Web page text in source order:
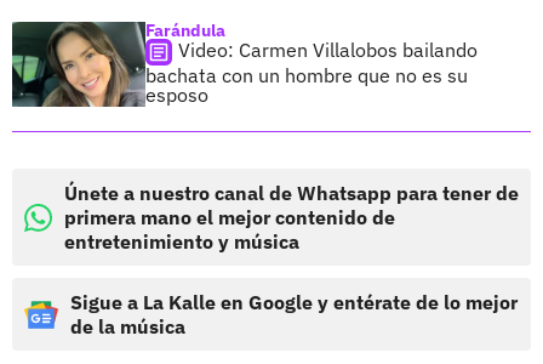
Farándula
Video: Carmen Villalobos bailando
bachata con un hombre que no es su
esposo
Únete a nuestro canal de Whatsapp para tener de
primera mano el mejor contenido de
entretenimiento y música
Sigue a La Kalle en Google y entérate de lo mejor
de la música